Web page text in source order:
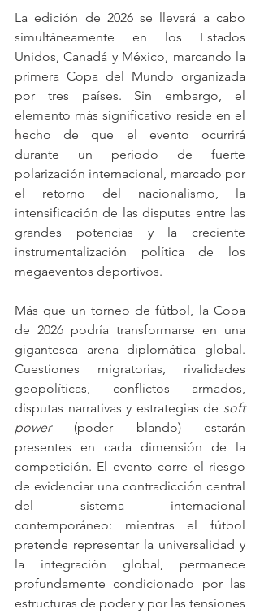
La edición de 2026 se llevará a cabo
simultáneamente en los Estados
Unidos, Canadá y México, marcando la
primera Copa del Mundo organizada
por tres países. Sin embargo, el
elemento más significativo reside en el
hecho de que el evento ocurrirá
durante un período de fuerte
polarización internacional, marcado por
el retorno del nacionalismo, la
intensificación de las disputas entre las
grandes potencias y la creciente
instrumentalización política de los
megaeventos deportivos.
Más que un torneo de fútbol, la Copa
de 2026 podría transformarse en una
gigantesca arena diplomática global.
Cuestiones migratorias, rivalidades
geopolíticas, conflictos armados,
disputas narrativas y estrategias de soft
power (poder blando) estarán
presentes en cada dimensión de la
competición. El evento corre el riesgo
de evidenciar una contradicción central
del sistema internacional
contemporáneo: mientras el fútbol
pretende representar la universalidad y
la integración global, permanece
profundamente condicionado por las
estructuras de poder y por las tensiones